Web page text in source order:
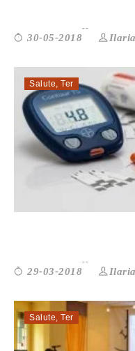
30-05-2018
Salute, Ter
29-03-2018
Salute, Ter